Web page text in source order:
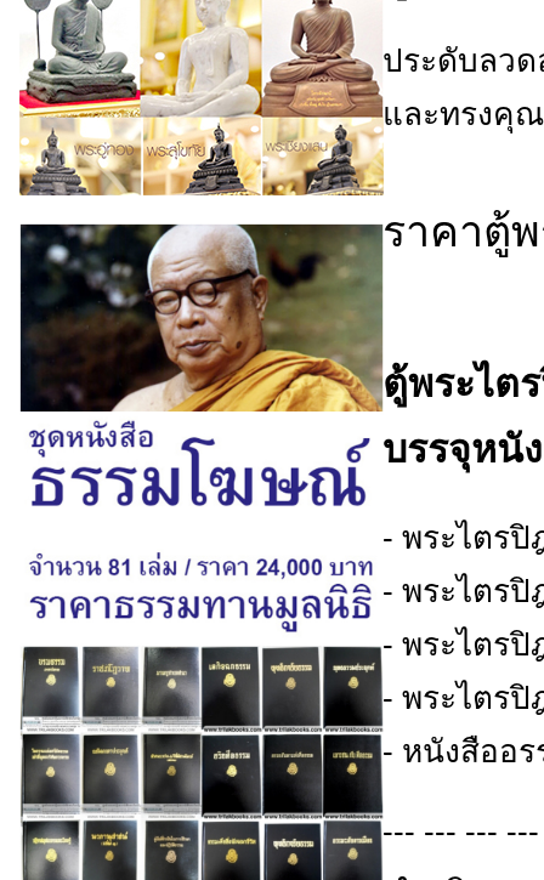
ประดับลวด
และทรงคุ
ราคาตู้
ตู้พระไต
บรรจุหนั
- พระไตรปิ
- พระไตรปิ
- พระไตรปิ
- พระไตร
- หนังสืออร
--- --- ---